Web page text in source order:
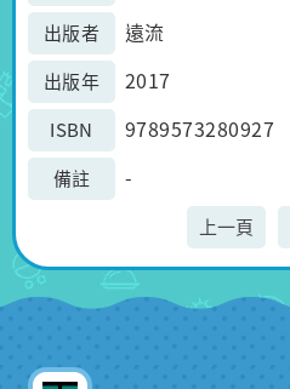
出版者 遠流
出版年 2017
ISBN 9789573280927
備註 -
上一頁